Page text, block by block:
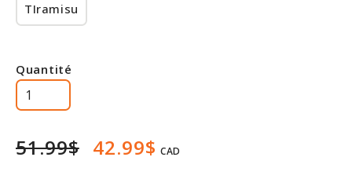
TIramisu
Quantité
51.99$ 42.99$ CAD